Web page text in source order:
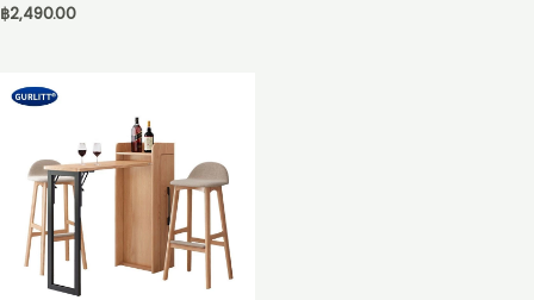
฿2,490.00